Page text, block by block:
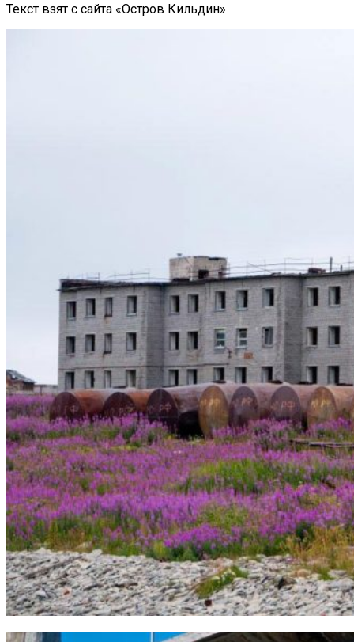
Текст взят с сайта «Остров Кильдин»